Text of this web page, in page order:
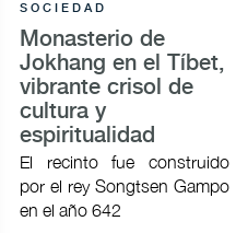
SOCIEDAD
Monasterio de
Jokhang en el Tíbet,
vibrante crisol de
cultura y
espiritualidad
El recinto fue construido
por el rey Songtsen Gampo
en el año 642